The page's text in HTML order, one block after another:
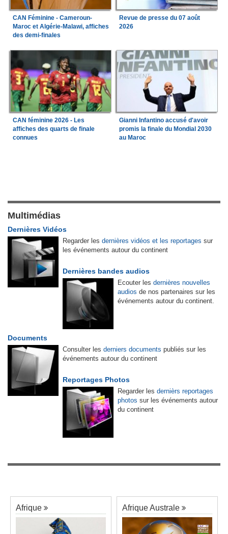
CAN Féminine - Cameroun-
Maroc et Algérie-Malawi, affiches
des demi-finales
Revue de presse du 07 août
2026
CAN féminine 2026 - Les
affiches des quarts de finale
connues
Gianni Infantino accusé d'avoir
promis la finale du Mondial 2030
au Maroc
Multimédias
Dernières Vidéos
Regarder les dernières vidéos et les reportages sur
les événements autour du continent
Dernières bandes audios
Ecouter les dernières nouvelles
audios de nos partenaires sur les
événements autour du continent.
Documents
Consulter les derniers documents publiés sur les
événements autour du continent
Reportages Photos
Regarder les dernièrs reportages
photos sur les événements autour
du continent
Afrique Afrique Australe